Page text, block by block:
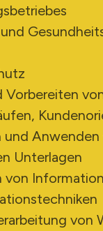
Vorbereiten
Anwenden
Unterlagen
von
von